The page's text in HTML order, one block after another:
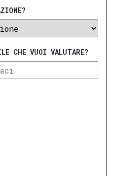
CHE VUOI VALUTARE?